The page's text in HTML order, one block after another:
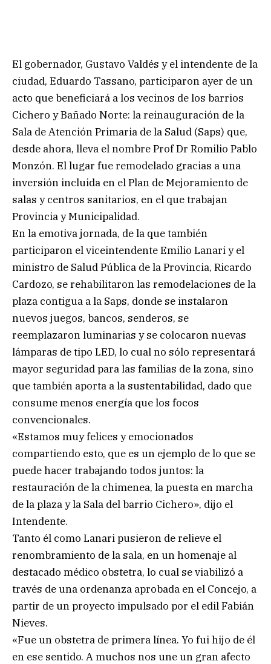
El gobernador, Gustavo Valdés y el intendente de la
ciudad, Eduardo Tassano, participaron ayer de un
acto que beneficiará a los vecinos de los barrios
Cichero y Bañado Norte: la reinauguración de la
Sala de Atención Primaria de la Salud (Saps) que,
desde ahora, lleva el nombre Prof Dr Romilio Pablo
Monzón. El lugar fue remodelado gracias a una
inversión incluida en el Plan de Mejoramiento de
salas y centros sanitarios, en el que trabajan
Provincia y Municipalidad.
En la emotiva jornada, de la que también
participaron el viceintendente Emilio Lanari y el
ministro de Salud Pública de la Provincia, Ricardo
Cardozo, se rehabilitaron las remodelaciones de la
plaza contigua a la Saps, donde se instalaron
nuevos juegos, bancos, senderos, se
reemplazaron luminarias y se colocaron nuevas
lámparas de tipo LED, lo cual no sólo representará
mayor seguridad para las familias de la zona, sino
que también aporta a la sustentabilidad, dado que
consume menos energía que los focos
convencionales.
«Estamos muy felices y emocionados
compartiendo esto, que es un ejemplo de lo que se
puede hacer trabajando todos juntos: la
restauración de la chimenea, la puesta en marcha
de la plaza y la Sala del barrio Cichero», dijo el
Intendente.
Tanto él como Lanari pusieron de relieve el
renombramiento de la sala, en un homenaje al
destacado médico obstetra, lo cual se viabilizó a
través de una ordenanza aprobada en el Concejo, a
partir de un proyecto impulsado por el edil Fabián
Nieves.
«Fue un obstetra de primera línea. Yo fui hijo de él
en ese sentido. A muchos nos une un gran afecto